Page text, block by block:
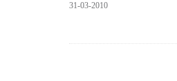
31-03-2010